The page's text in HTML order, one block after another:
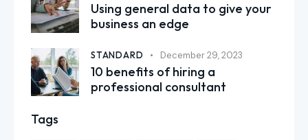
Using general data to give your
business an edge
STANDARD December 29, 2023
10 benefits of hiring a
professional consultant
Tags